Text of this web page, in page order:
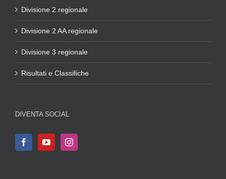
Divisione 2 regionale
Divisione 2 AA regionale
Divisione 3 regionale
Risultati e Classifiche
DIVENTA SOCIAL